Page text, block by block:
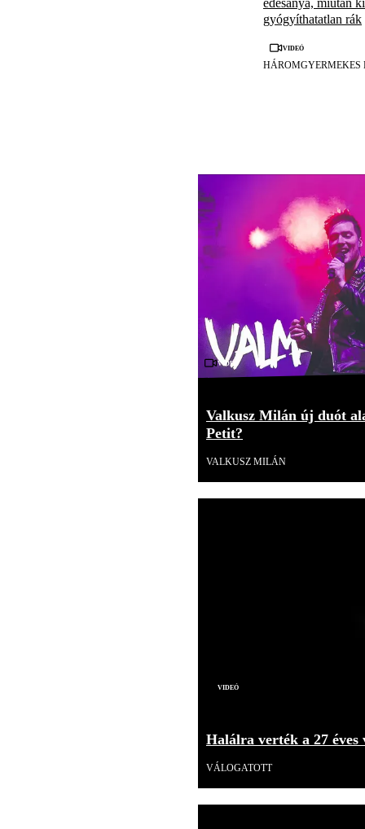
édesanya, miután
gyógyíthatatlan rák
Videó
HÁROMGYERMEKES
Videó
Valkusz Milán új duót
Petit?
VALKUSZ MILÁN
Videó
Halálra verték a 27
VÁLOGATOTT